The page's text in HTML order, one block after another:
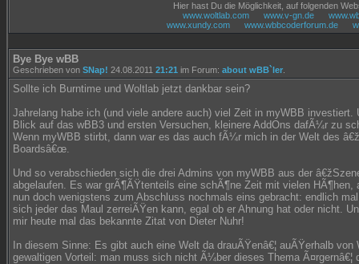
Hier hast Du die Möglichkeit, auf folgenden
www.woltlab.com
www.v-gn.de
www.xundy.com
www.wbbcoderforum.de
Bye Bye wBB
Geschrieben von SNap! 24.08.2011 21:21 im Forum: about wBB`ler
Sollte ich Burntime und Woltlab jetzt dankbar sein?
Jahrelang habe ich (und viele andere auch) viel Zeit in myWBB investiert.
Blick auf das wBB3 und ersten Versuchen, kleinere AddOns dafÃ¼r zu
Wenn myWBB stirbt, dann war es das auch fÃ¼r mich in der Welt des
Boardsâ€œ.
Und so verabschieden sich die drei Admins von myWBB aus der
abgelaufen. Es war grÃ¶ÃŸtenteils eine schÃ¶ne Zeit mit vielen
nun doch wenigstens zum Abschluss nochmals eins gebracht: endlich
sich jeder das Maul zerreiÃŸen kann, egal ob er Ahnung hat oder nicht.
mir heute mal das bekannte Zitat von Dieter Nuhr!
In diesem Sinne: Es gibt auch eine Welt da drauÃŸenâ€¦ auÃŸerhalb
gewaltigen Vorteil: man muss sich nicht Ã¼ber dieses Thema Ã¤rgernâ€¦